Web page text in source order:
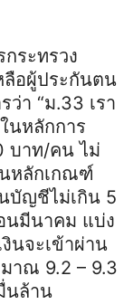
ระทรวง
ลือผู้ประกันตน
า “ม.33 เรา
นหลักการ
บาท/คน ไม่
นหลักเกณฑ์
บัญชีไม่เกิน 5
นมีนาคม แบ่ง
นจะเข้าผ่าน
าณ 9.2 – 9.3
นล้าน